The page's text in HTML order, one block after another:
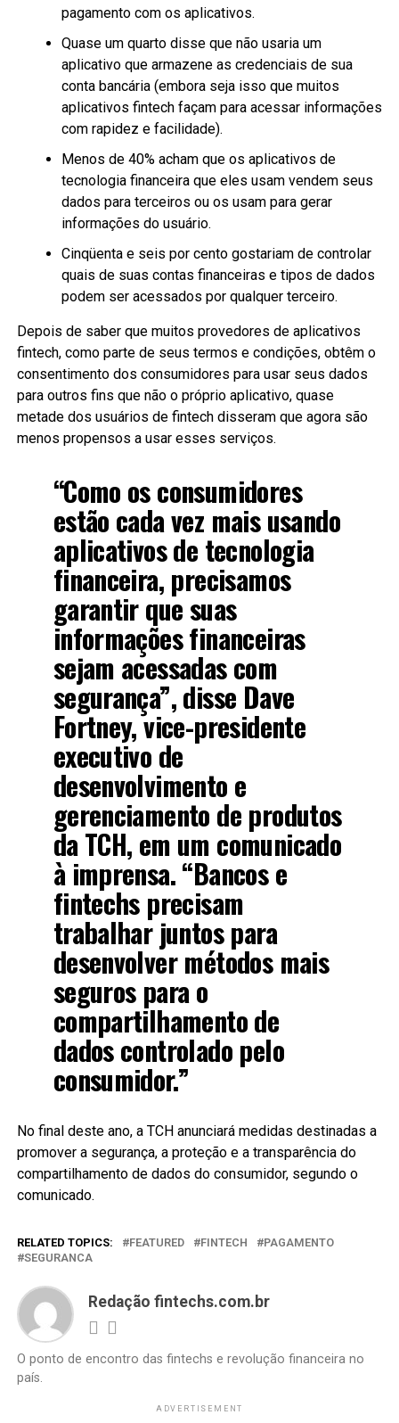
pagamento com os aplicativos.
Quase um quarto disse que não usaria um
aplicativo que armazene as credenciais de sua
conta bancária (embora seja isso que muitos
aplicativos fintech façam para acessar informações
com rapidez e facilidade).
Menos de 40% acham que os aplicativos de
tecnologia financeira que eles usam vendem seus
dados para terceiros ou os usam para gerar
informações do usuário.
Cinqüenta e seis por cento gostariam de controlar
quais de suas contas financeiras e tipos de dados
podem ser acessados ​​por qualquer terceiro.
Depois de saber que muitos provedores de aplicativos
fintech, como parte de seus termos e condições, obtêm o
consentimento dos consumidores para usar seus dados
para outros fins que não o próprio aplicativo, quase
metade dos usuários de fintech disseram que agora são
menos propensos a usar esses serviços.
“Como os consumidores
estão cada vez mais usando
aplicativos de tecnologia
financeira, precisamos
garantir que suas
informações financeiras
sejam acessadas com
segurança”, disse Dave
Fortney, vice-presidente
executivo de
desenvolvimento e
gerenciamento de produtos
da TCH, em um comunicado
à imprensa. “Bancos e
fintechs precisam
trabalhar juntos para
desenvolver métodos mais
seguros para o
compartilhamento de
dados controlado pelo
consumidor.”
No final deste ano, a TCH anunciará medidas destinadas a
promover a segurança, a proteção e a transparência do
compartilhamento de dados do consumidor, segundo o
comunicado.
RELATED TOPICS: FEATURED FINTECH
PAGAMENTO
SEGURANCA
Redação fintechs.com.br
O ponto de encontro das fintechs e revolução financeira no
país.
ADVERTISEMENT